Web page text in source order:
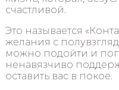
счастливой.
Это называется
желания с
можно подойти и
ненавязчиво
оставить вас в покое.